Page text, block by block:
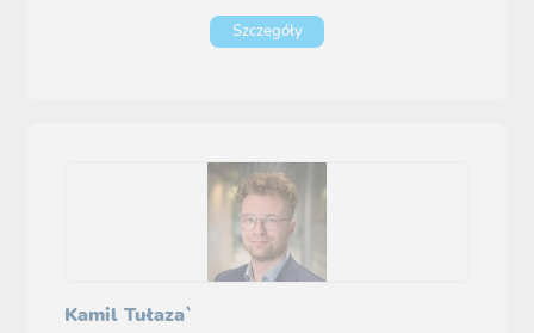
Szczegóły
Kamil Tułaza`